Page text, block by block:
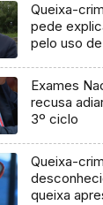
Queixa-
pede
pelo uso
Exames
recusa
3º ciclo
Queixa-
queixa